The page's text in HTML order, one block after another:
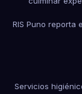
RIS Puno reporta
Servicios